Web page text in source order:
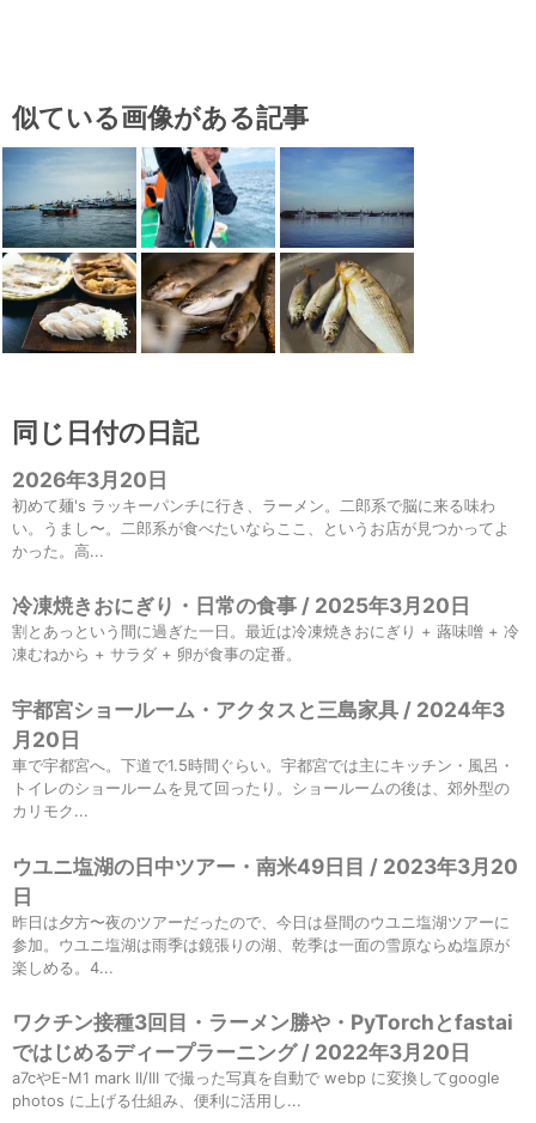
似ている画像がある記事
同じ日付の日記
2026年3月20日
初めて麺's ラッキーパンチに行き、ラーメン。二郎系で脳に来る味わ
い。うまし〜。二郎系が食べたいならここ、というお店が見つかってよ
かった。高...
冷凍焼きおにぎり・日常の食事 / 2025年3月20日
割とあっという間に過ぎた一日。最近は冷凍焼きおにぎり + 蕗味噌 + 冷
凍むねから + サラダ + 卵が食事の定番。
宇都宮ショールーム・アクタスと三島家具 / 2024年3
月20日
車で宇都宮へ。下道で1.5時間ぐらい。宇都宮では主にキッチン・風呂・
トイレのショールームを見て回ったり。ショールームの後は、郊外型の
カリモク...
ウユニ塩湖の日中ツアー・南米49日目 / 2023年3月20
日
昨日は夕方〜夜のツアーだったので、今日は昼間のウユニ塩湖ツアーに
参加。ウユニ塩湖は雨季は鏡張りの湖、乾季は一面の雪原ならぬ塩原が
楽しめる。4...
ワクチン接種3回目・ラーメン勝や・PyTorchとfastai
ではじめるディープラーニング / 2022年3月20日
a7cやE-M1 mark II/III で撮った写真を自動で webp に変換してgoogle
photos に上げる仕組み、便利に活用し...